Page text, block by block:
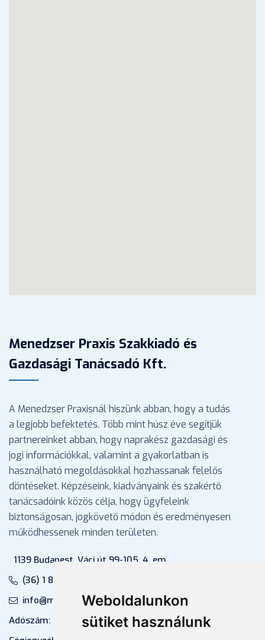
Weboldalunkon
sütiket használunk
Menedzser Praxis Szakkiadó és
Gazdasági Tanácsadó Kft.
A Menedzser Praxisnál hiszünk abban, hogy a tudás
a legjobb befektetés. Több mint húsz éve segítjük
partnereinket abban, hogy naprakész gazdasági és
jogi információkkal, valamint a gyakorlatban is
használható megoldásokkal hozhassanak felelős
döntéseket. Képzéseink, kiadványaink és szakértő
tanácsadóink közös célja, hogy ügyfeleink
biztonságosan, jogkövető módon és eredményesen
működhessenek minden területen.
1139 Budapest, Váci út 99-105. 4. em.
(36) 1 880 76 00
info@mprx.hu
Adószám: 13598145-2-41